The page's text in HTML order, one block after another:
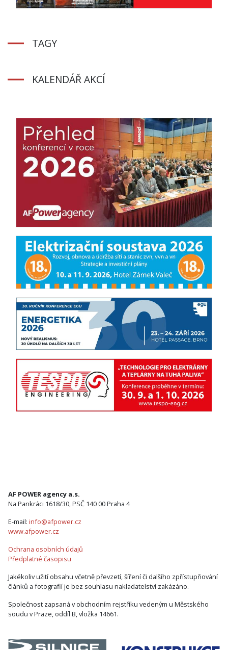
TAGY
KALENDÁŘ AKCÍ
AF POWER agency a.s.
Na Pankráci 1618/30, PSČ 140 00 Praha 4
E-mail: info@afpower.cz
www.afpower.cz
Ochrana osobních údajů
Předplatné časopisu
Jakékoliv užití obsahu včetně převzetí, šíření či dalšího zpřístupňování
článků a fotografií je bez souhlasu nakladatelství zakázáno.
Společnost zapsaná v obchodním rejstříku vedeným u Městského
soudu v Praze, oddíl B, vložka 14661.